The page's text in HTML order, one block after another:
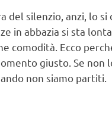
del silenzio, anzi, lo
in abbazia si sta
comodità. Ecco
giusto. Se non
non siamo partiti.